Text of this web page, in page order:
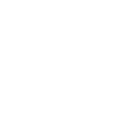
Цены на